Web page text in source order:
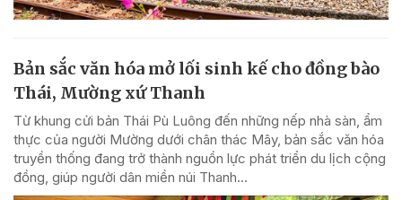
Bản sắc văn hóa mở lối sinh kế cho đồng bào
Thái, Mường xứ Thanh
Từ khung cửi bản Thái Pù Luông đến những nếp nhà sàn, ẩm
thực của người Mường dưới chân thác Mây, bản sắc văn hóa
truyền thống đang trở thành nguồn lực phát triển du lịch cộng
đồng, giúp người dân miền núi Thanh...